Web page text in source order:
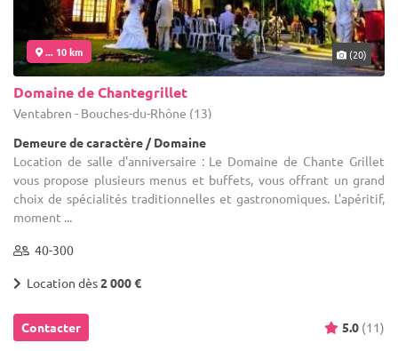
... 10 km (20)
Domaine de Chantegrillet
Ventabren - Bouches-du-Rhône (13)
Demeure de caractère / Domaine
Location de salle d'anniversaire : Le Domaine de Chante Grillet
vous propose plusieurs menus et buffets, vous offrant un grand
choix de spécialités traditionnelles et gastronomiques. L'apéritif,
moment ...
40-300
Location dès2 000 €
Contacter 5.0 (11)